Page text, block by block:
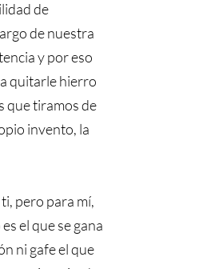
de
de nuestra
y por eso
quitarle hierro
que tiramos de
invento, la
pero para mí,
el que se gana
ni gafe el que